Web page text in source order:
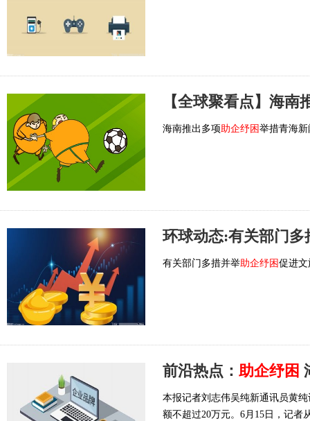
【全球聚看点】海南
海南推出多项助企纾困 举措青海新
环球动态:有关部门多
有关部门多措并举助企纾困 促进
前沿热点： 助企纾困
本报记者刘志伟吴纯新通讯员黄
额不超过20万元。6月15日，记者